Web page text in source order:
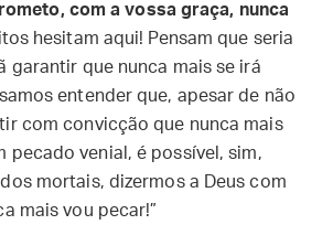
com a vossa graça, nunca
hesitam aqui! Pensam que seria
garantir que nunca mais se irá
entender que, apesar de não
com convicção que nunca mais
pecado venial, é possível, sim,
mortais, dizermos a Deus com
mais vou pecar!”